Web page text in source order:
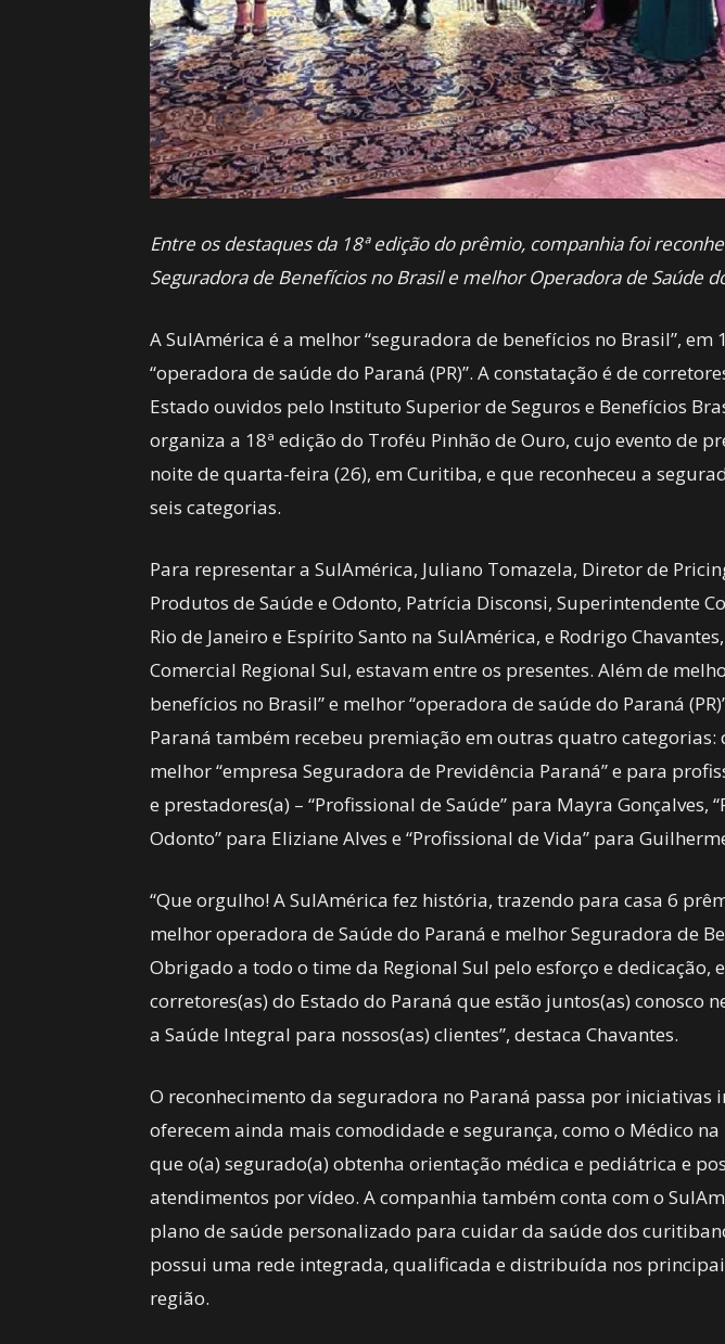
Entre os destaques da 18ª edição do prêmio, companhia foi
Seguradora de Benefícios no Brasil e melhor Operadora de Saúde
A SulAmérica é a melhor “seguradora de benefícios no Brasil”, em
“operadora de saúde do Paraná (PR)”. A constatação é de
Estado ouvidos pelo Instituto Superior de Seguros e Benefícios
organiza a 18ª edição do Troféu Pinhão de Ouro, cujo evento de
noite de quarta-feira (26), em Curitiba, e que reconheceu a
seis categorias.
Para representar a SulAmérica, Juliano Tomazela, Diretor de
Produtos de Saúde e Odonto, Patrícia Disconsi, Superintendente
Rio de Janeiro e Espírito Santo na SulAmérica, e Rodrigo
Comercial Regional Sul, estavam entre os presentes. Além de
benefícios no Brasil” e melhor “operadora de saúde do Paraná
Paraná também recebeu premiação em outras quatro categorias:
melhor “empresa Seguradora de Previdência Paraná” e para
e prestadores(a) – “Profissional de Saúde” para Mayra Gonçalves,
Odonto” para Eliziane Alves e “Profissional de Vida” para
“Que orgulho! A SulAmérica fez história, trazendo para casa 6
melhor operadora de Saúde do Paraná e melhor Seguradora de
Obrigado a todo o time da Regional Sul pelo esforço e dedicação,
corretores(as) do Estado do Paraná que estão juntos(as) conosco
a Saúde Integral para nossos(as) clientes”, destaca Chavantes.
O reconhecimento da seguradora no Paraná passa por iniciativas
oferecem ainda mais comodidade e segurança, como o Médico
que o(a) segurado(a) obtenha orientação médica e pediátrica e
atendimentos por vídeo. A companhia também conta com o
plano de saúde personalizado para cuidar da saúde dos
possui uma rede integrada, qualificada e distribuída nos
região.